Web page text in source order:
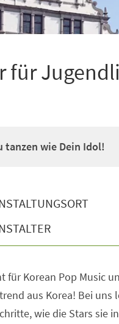
für
tanzen wie Dein Idol!
für Korean Pop Music
aus Korea! Bei uns
wie die Stars sie